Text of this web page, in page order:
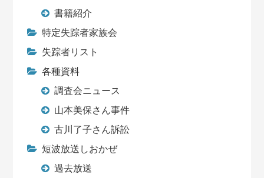
書籍紹介
特定失踪者家族会
失踪者リスト
各種資料
調査会ニュース
山本美保さん事件
古川了子さん訴訟
短波放送しおかぜ
過去放送